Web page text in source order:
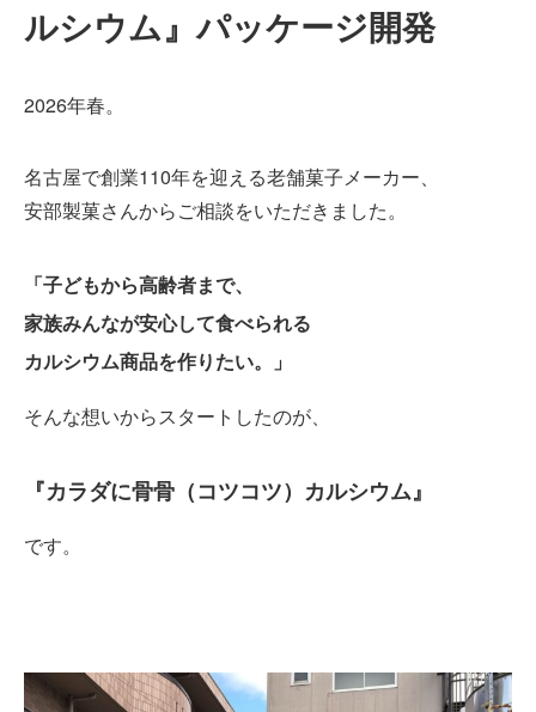
ルシウム』パッケージ開発
2026年春。
名古屋で創業110年を迎える老舗菓子メーカー、
安部製菓さんからご相談をいただきました。
「子どもから高齢者まで、
家族みんなが安心して食べられる
カルシウム商品を作りたい。」
そんな想いからスタートしたのが、
『カラダに骨骨（コツコツ）カルシウム』
です。